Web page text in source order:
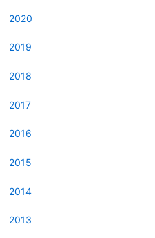
2020
2019
2018
2017
2016
2015
2014
2013